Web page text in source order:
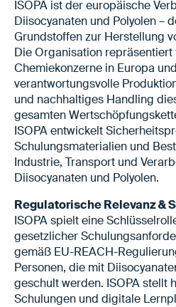
ISOPA ist der europäische
Diisocyanaten und Polyolen –
Grundstoffen zur Herstellung
Die Organisation repräsentiert
Chemiekonzerne in Europa
verantwortungsvolle
und nachhaltiges Handling
gesamten
ISOPA entwickelt
Schulungsmaterialien und
Industrie, Transport und
Diisocyanaten und Polyolen.
Regulatorische Relevanz &
ISOPA spielt eine
gesetzlicher
gemäß EU-REACH-
Personen, die mit
geschult werden. ISOPA stellt
Schulungen und digitale